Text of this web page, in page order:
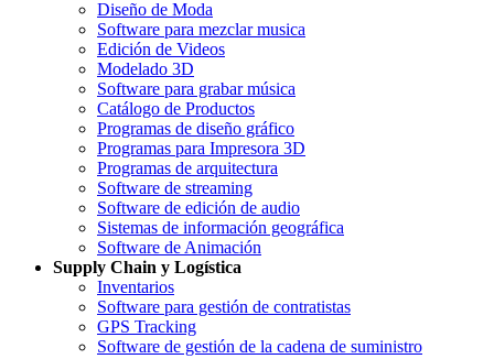
Diseño de Moda
Software para mezclar musica
Edición de Videos
Modelado 3D
Software para grabar música
Catálogo de Productos
Programas de diseño gráfico
Programas para Impresora 3D
Programas de arquitectura
Software de streaming
Software de edición de audio
Sistemas de información geográfica
Software de Animación
Supply Chain y Logística
Inventarios
Software para gestión de contratistas
GPS Tracking
Software de gestión de la cadena de suministro